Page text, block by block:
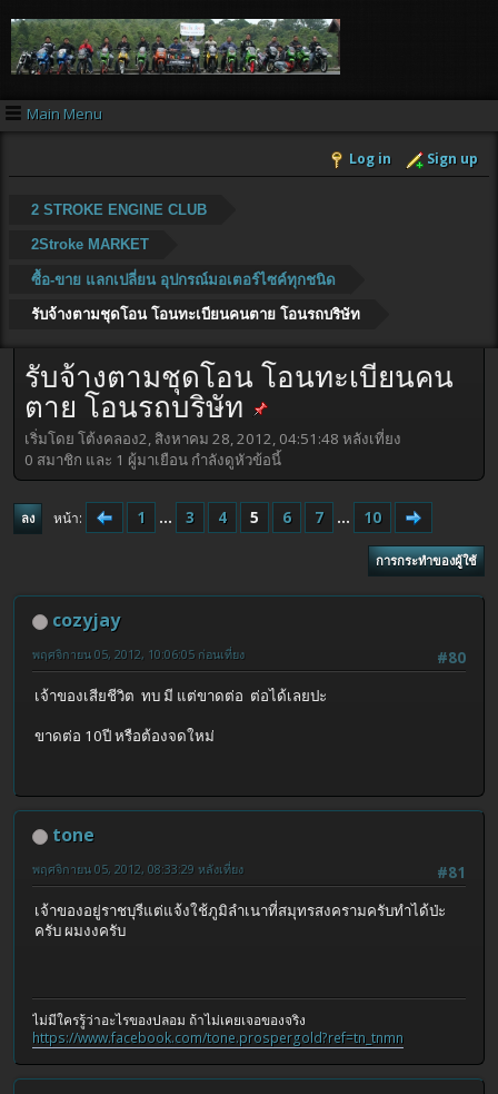
Main Menu
Log in Sign up
2 STROKE ENGINE CLUB
2Stroke MARKET
ซื้อ-ขาย แลกเปลี่ยน อุปกรณ์มอเตอร์ไซค์ทุกชนิด
รับจ้างตามชุดโอน โอนทะเบียนคนตาย โอนรถบริษัท
รับจ้างตามชุดโอน โอนทะเบียนคน
ตาย โอนรถบริษัท
เริ่มโดย โต้งคลอง2, สิงหาคม 28, 2012, 04:51:48 หลังเที่ยง
0 สมาชิก และ 1 ผู้มาเยือน กำลังดูหัวข้อนี้
ลง หน้า 1 ... 3 4 5 6 7 ... 10
การกระทำของผู้ใช้
cozyjay
#80
พฤศจิกายน 05, 2012, 10:06:05 ก่อนเที่ยง
เจ้าของเสียชีวิต ทบ มี แต่ขาดต่อ ต่อได้เลยปะ
ขาดต่อ 10ปี หรือต้องจดใหม่
tone
#81
พฤศจิกายน 05, 2012, 08:33:29 หลังเที่ยง
เจ้าของอยู่ราชบุรีแต่แจ้งใช้ภูมิลำเนาที่สมุทรสงครามครับทำได้ป่ะ
ครับ ผมงงครับ
ไม่มีใครรู้ว่าอะไรของปลอม ถ้าไม่เคยเจอของจริง
https://www.facebook.com/tone.prospergold?ref=tn_tnmn